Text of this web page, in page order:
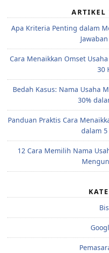
ARTIKEL
Apa Kriteria Penting dalam
Cara Menaikkan Omset
30
Bedah Kasus: Nama Usaha
30%
Panduan Praktis Cara
dalam 5
12 Cara Memilih Nama